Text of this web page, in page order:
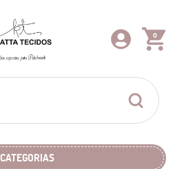
0
CATEGORIAS